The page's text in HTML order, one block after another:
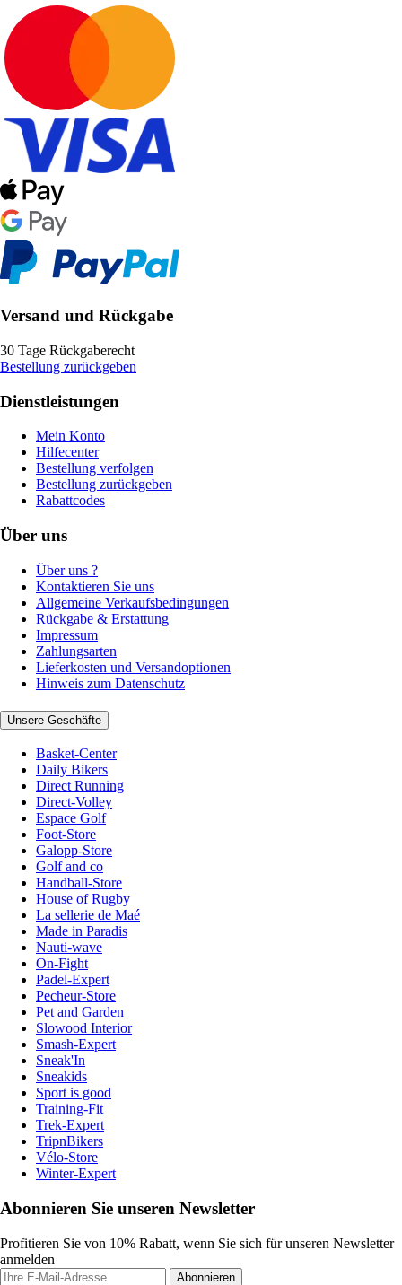
Versand und Rückgabe
30 Tage Rückgaberecht
Bestellung zurückgeben
Dienstleistungen
Mein Konto
Hilfecenter
Bestellung verfolgen
Bestellung zurückgeben
Rabattcodes
Über uns
Über uns ?
Kontaktieren Sie uns
Allgemeine Verkaufsbedingungen
Rückgabe & Erstattung
Impressum
Zahlungsarten
Lieferkosten und Versandoptionen
Hinweis zum Datenschutz
Unsere Geschäfte
Basket-Center
Daily Bikers
Direct Running
Direct-Volley
Espace Golf
Foot-Store
Galopp-Store
Golf and co
Handball-Store
House of Rugby
La sellerie de Maé
Made in Paradis
Nauti-wave
On-Fight
Padel-Expert
Pecheur-Store
Pet and Garden
Slowood Interior
Smash-Expert
Sneak'In
Sneakids
Sport is good
Training-Fit
Trek-Expert
TripnBikers
Vélo-Store
Winter-Expert
Abonnieren Sie unseren Newsletter
Profitieren Sie von 10% Rabatt, wenn Sie sich für unseren Newsletter
anmelden
Abonnieren